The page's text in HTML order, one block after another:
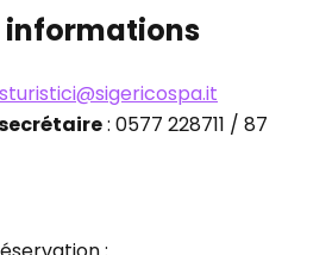
informations
: 0577 228711 / 87